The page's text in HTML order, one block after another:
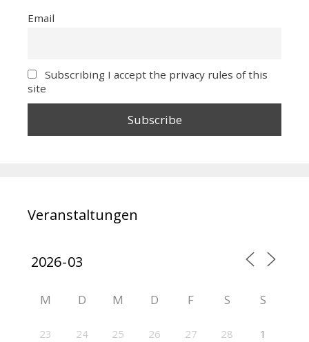
Email
Subscribing I accept the privacy rules of this
site
Veranstaltungen
M D M D F S S
23 24 25 26 27 28 1